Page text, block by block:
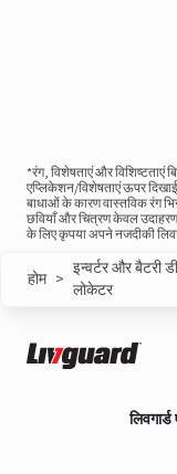
*रंग, विशेषताएं और विशिष्टताएं
एप्लिकेशन/विशेषताएं ऊपर
बाधाओं के कारण वास्तविक रंग
छवियाँ और चित्रण केवल
के लिए कृपया अपने नजदीकी
होम > इन्वर्टर और बैटरी
लोकेटर